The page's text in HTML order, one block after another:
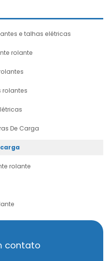
e talhas elétricas
rolante
rolantes
De Carga
rolante
performance
contato